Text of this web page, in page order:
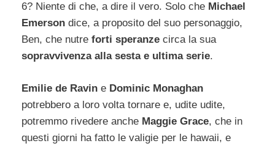
6? Niente di che, a dire il vero. Solo che Michael
Emerson dice, a proposito del suo personaggio,
Ben, che nutre forti speranze circa la sua
sopravvivenza alla sesta e ultima serie.
Emilie de Ravin e Dominic Monaghan
potrebbero a loro volta tornare e, udite udite,
potremmo rivedere anche Maggie Grace, che in
questi giorni ha fatto le valigie per le hawaii, e